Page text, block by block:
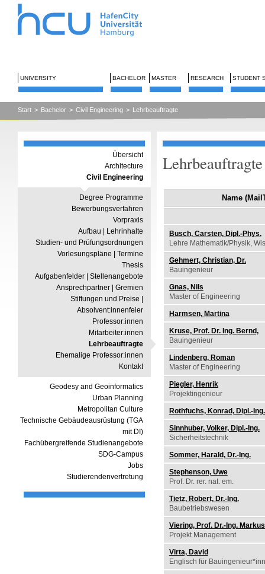
UNIVERSITY BACHELOR MASTER RESEARCH STUDENT
Start > Bachelor > Civil Engineering > Lehrbeauftragte
Übersicht
Architecture
Civil Engineering
Degree Programme
Bewerbungsverfahren
Vorpraxis
Aufbau | Lehrinhalte
Studien- und Prüfungsordnungen
Vorlesungspläne | Termine
Thesis
Aufgabenfelder | Stellenangebote
Ansprechpartner | Gremien
Stiftungen und Preise |
Absolvent:innenfeier
Professor:innen
Mitarbeiter:innen
Lehrbeauftragte
Ehemalige Professor:innen
Kontakt
Geodesy and Geoinformatics
Urban Planning
Metropolitan Culture
Technische Gebäudeausrüstung (TGA
mit DI)
Fachübergreifende Studienangebote
SDG-Campus
Jobs
Studierendenvertretung
Lehrbeauftragte
Name
Busch, Carsten, Dipl.-Phys.
Lehre Mathematik/Physik,
Gehmert, Christian, Dr.
Bauingenieur
Gnas, Nils
Master of Engineering
Harmsen, Martina
Kruse, Prof. Dr. Ing. Bernd,
Bauingenieur
Lindenberg, Roman
Master of Engineering
Piegler, Henrik
Projektingenieur
Rothfuchs, Konrad, Dipl.-
Sinnhuber, Volker, Dipl.-Ing.
Sicherheitstechnik
Sommer, Harald, Dr.-Ing.
Stephenson, Uwe
Prof. Dr. rer. nat. em.
Tietz, Robert, Dr.-Ing.
Baubetriebswesen
Viering, Prof. Dr.-Ing.
Projekt Management
Virta, David
Englisch für